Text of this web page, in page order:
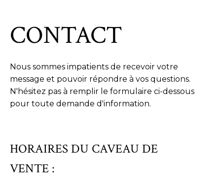
CONTACT
Nous sommes impatients de recevoir votre
message et pouvoir répondre à vos questions.
N'hésitez pas à remplir le formulaire ci-dessous
pour toute demande d'information.
HORAIRES DU CAVEAU DE
VENTE :